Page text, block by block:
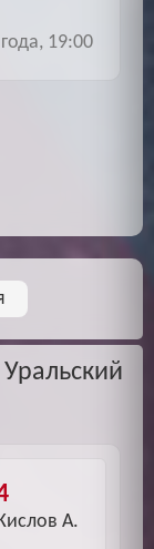
19:00
А.